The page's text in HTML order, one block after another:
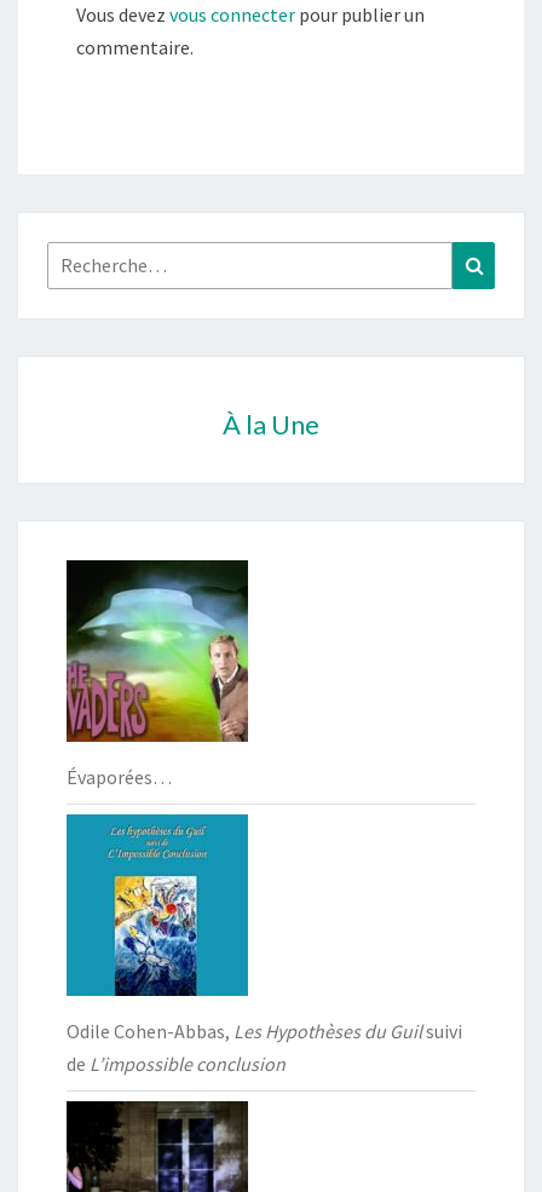
Vous devez vous connecter pour publier un
commentaire.
Rechercher :
À la Une
Évaporées…
Odile Cohen-Abbas, Les Hypothèses du Guilsuivi
de L’impossible conclusion